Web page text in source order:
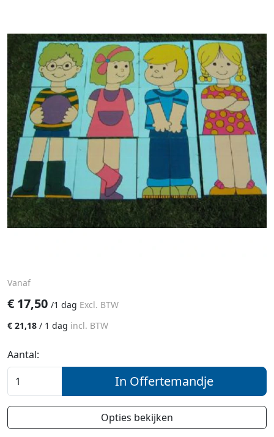
Vanaf
€ 17,50 /1 dag Excl. BTW
€ 21,18 / 1 dag incl. BTW
Aantal:
In Offertemandje
Opties bekijken